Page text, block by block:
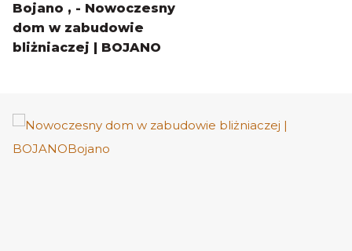
Bojano , - Nowoczesny
dom w zabudowie
bliżniaczej | BOJANO